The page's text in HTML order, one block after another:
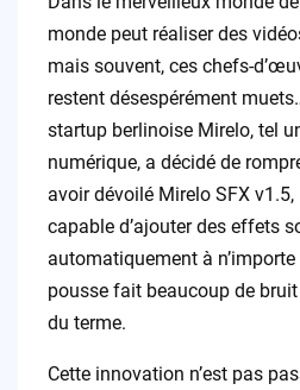
monde peut réaliser des
mais souvent, ces chefs-
restent désespérément
startup berlinoise Mirelo, tel
numérique, a décidé de
avoir dévoilé Mirelo SFX
capable d’ajouter des effets
automatiquement à
pousse fait beaucoup de
du terme.
Cette innovation n’est pas